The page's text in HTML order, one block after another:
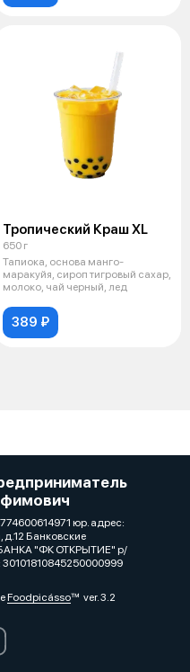
Тропический Краш XL
650 г
Тапиока, основа манго-
маракуйя, сироп тигровый сахар,
молоко, чай черный, лед
389 ₽
юр. адрес:
д.12 Банковские
"ФК ОТКРЫТИЕ" р/
30101810845250000999
Foodpicássover. 3.2